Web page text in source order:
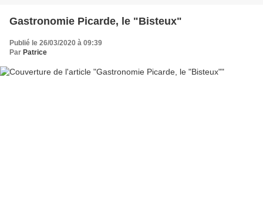
Gastronomie Picarde, le "Bisteux"
Publié le 26/03/2020 à 09:39
Par Patrice